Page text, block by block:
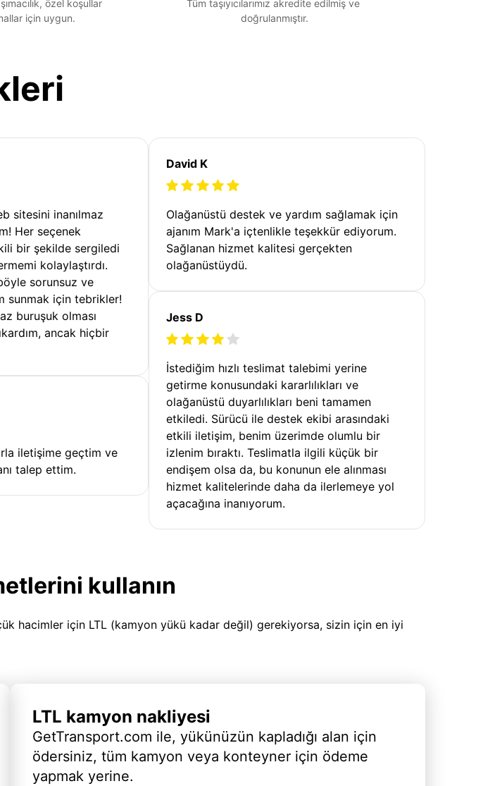
özel koşullar
için uygun.
Tüm taşıyıcılarımız akredite edilmiş ve
doğrulanmıştır.
sitesini inanılmaz
Her seçenek
bir şekilde sergiledi
kolaylaştırdı.
sorunsuz ve
sunmak için tebrikler!
buruşuk olması
ancak hiçbir
iletişime geçtim ve
talep ettim.
David K
Olağanüstü destek ve yardım sağlamak için
ajanım Mark'a içtenlikle teşekkür ediyorum.
Sağlanan hizmet kalitesi gerçekten
olağanüstüydü.
Jess D
İstediğim hızlı teslimat talebimi yerine
getirme konusundaki kararlılıkları ve
olağanüstü duyarlılıkları beni tamamen
etkiledi. Sürücü ile destek ekibi arasındaki
etkili iletişim, benim üzerimde olumlu bir
izlenim bıraktı. Teslimatla ilgili küçük bir
endişem olsa da, bu konunun ele alınması
hizmet kalitelerinde daha da ilerlemeye yol
açacağına inanıyorum.
kullanın
hacimler için LTL (kamyon yükü kadar değil) gerekiyorsa, sizin için en iyi
LTL kamyon nakliyesi
GetTransport.com ile, yükünüzün kapladığı alan için
ödersiniz, tüm kamyon veya konteyner için ödeme
yapmak yerine.